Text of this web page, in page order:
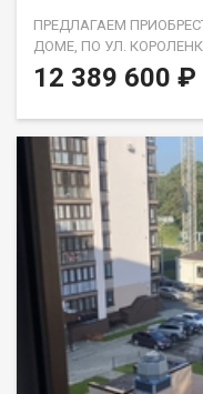
ПРЕДЛАГАЕМ
ДОМЕ, ПО УЛ.
военная ипотека.
Застройщик передает
устанавливаются
профилей с
подоконников
алюминиевых
стеклопакетами
поливинилхлоридных
стеклопакетами, без
входные двери
проводится монтаж
ввод холодной и
приборов учета
проводится монтаж
12 389 600 ₽